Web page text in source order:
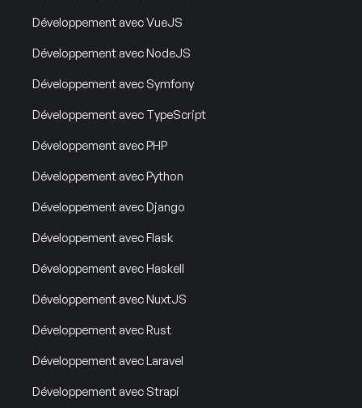
Développement avec VueJS
Développement avec NodeJS
Développement avec Symfony
Développement avec TypeScript
Développement avec PHP
Développement avec Python
Développement avec Django
Développement avec Flask
Développement avec Haskell
Développement avec NuxtJS
Développement avec Rust
Développement avec Laravel
Développement avec Strapi